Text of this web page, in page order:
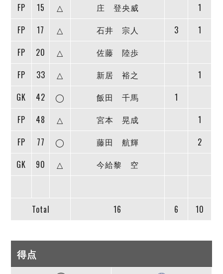
FP
15 △ 庄 登央威
1
FP
17 △ 石井 宗人 3
1
FP
20 △
佐藤 陸歩
FP
33 △ 新居 裕之
1
GK
42 ◯ 飯田 千馬
1
FP
48 △ 宮本 晃成
1
FP
77 ◯ 藤田 航輝
2
GK
90 △ 今給黎 空
Total 16 6 10
得点